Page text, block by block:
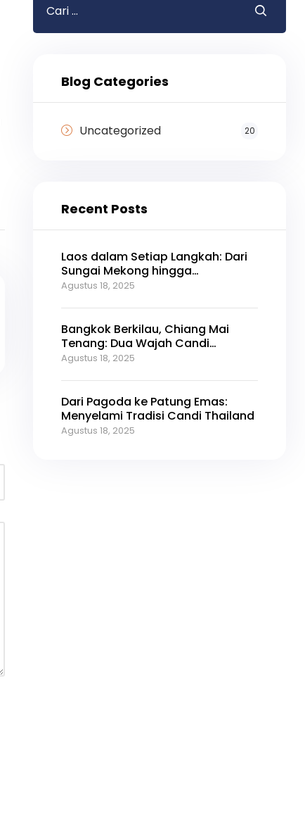
Blog Categories
Uncategorized 20
Recent Posts
Laos dalam Setiap Langkah: Dari
Sungai Mekong hingga
Pegunungan
Agustus 18, 2025
Bangkok Berkilau, Chiang Mai
Tenang: Dua Wajah Candi
Thailand
Agustus 18, 2025
Dari Pagoda ke Patung Emas:
Menyelami Tradisi Candi Thailand
Agustus 18, 2025